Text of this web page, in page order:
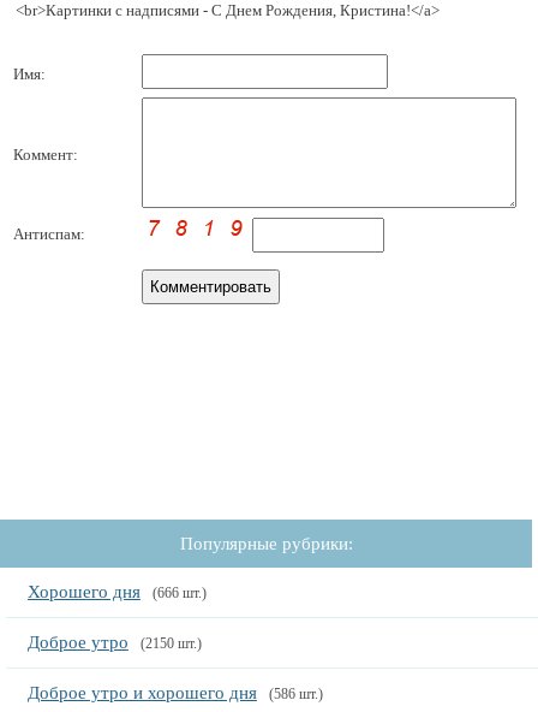
<br>Картинки с надписями - С Днем Рождения, Кристина!</a>
Имя:
Коммент:
Антиспам:
Популярные рубрики:
Хорошего дня (666 шт.)
Доброе утро (2150 шт.)
Доброе утро и хорошего дня (586 шт.)